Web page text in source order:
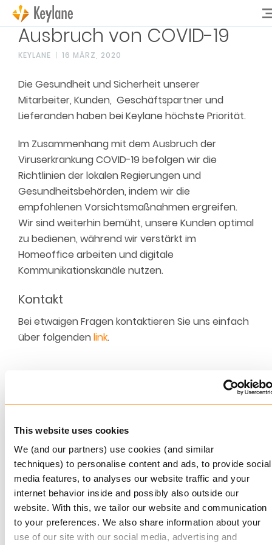
This website uses cookies
We (and our partners) use cookies (and similar
techniques) to personalise content and ads, to provide social
media features, to analyses our website traffic and your
internet behavior inside and possibly also outside our
website. With this, we tailor our website and communication
to your preferences. We also share information about your
use of our site with our social media, advertising and
Ausbruch von COVID-19
KEYLANE 16 MÄRZ, 2020
Die Gesundheit und Sicherheit unserer
Mitarbeiter, Kunden, Geschäftspartner und
Lieferanden haben bei Keylane höchste Priorität.
Im Zusammenhang mit dem Ausbruch der
Viruserkrankung COVID-19 befolgen wir die
Richtlinien der lokalen Regierungen und
Gesundheitsbehörden, indem wir die
empfohlenen Vorsichtsmaßnahmen ergreifen.
Wir sind weiterhin bemüht, unsere Kunden optimal
zu bedienen, während wir verstärkt im
Homeoffice arbeiten und digitale
Kommunikationskanäle nutzen.
Kontakt
Bei etwaigen Fragen kontaktieren Sie uns einfach
über folgendenlink.
Keylane stärkt digitales Schadenmanagement durch die
4 AUGUST, 2026
Christian Bigatà verstärkt Keylane als Group CFO
3 AUGUST, 2026
Keylane ernennt Dennis Eisert zum VP Sales & Marketing
P&C
11 DEZEMBER, 2025